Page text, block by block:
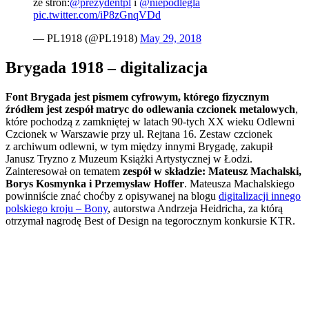
ze stron:@prezydentpl i @niepodlegla
pic.twitter.com/iP8zGnqVDd
— PL1918 (@PL1918) May 29, 2018
Brygada 1918 – digitalizacja
Font Brygada jest pismem cyfrowym, którego fizycznym
źródłem jest zespół matryc do odlewania czcionek metalowych,
które pochodzą z zamkniętej w latach 90-tych XX wieku Odlewni
Czcionek w Warszawie przy ul. Rejtana 16. Zestaw czcionek
z archiwum odlewni, w tym między innymi Brygadę, zakupił
Janusz Tryzno z Muzeum Książki Artystycznej w Łodzi.
Zainteresował on tematem zespół w składzie: Mateusz Machalski,
Borys Kosmynka i Przemysław Hoffer. Mateusza Machalskiego
powinniście znać choćby z opisywanej na blogu digitalizacji innego
polskiego kroju – Bony, autorstwa Andrzeja Heidricha, za którą
otrzymał nagrodę Best of Design na tegorocznym konkursie KTR.